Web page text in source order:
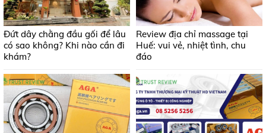
Đứt dây chằng đầu gối để lâu
có sao không? Khi nào cần đi
khám?
Review địa chỉ massage tại
Huế: vui vẻ, nhiệt tình, chu
đáo